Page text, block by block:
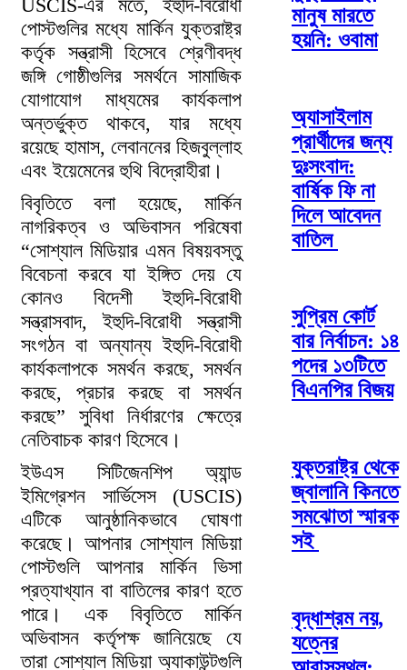
USCIS-এর মতে, ইহুদি-বিরোধী
পোস্টগুলির মধ্যে মার্কিন যুক্তরাষ্ট্র
কর্তৃক সন্ত্রাসী হিসেবে শ্রেণীবদ্ধ
জঙ্গি গোষ্ঠীগুলির সমর্থনে সামাজিক
যোগাযোগ মাধ্যমের কার্যকলাপ
অন্তর্ভুক্ত থাকবে, যার মধ্যে
রয়েছে হামাস, লেবাননের হিজবুল্লাহ
এবং ইয়েমেনের হুথি বিদ্রোহীরা।
বিবৃতিতে বলা হয়েছে, মার্কিন
নাগরিকত্ব ও অভিবাসন পরিষেবা
“সোশ্যাল মিডিয়ার এমন বিষয়বস্তু
বিবেচনা করবে যা ইঙ্গিত দেয় যে
কোনও বিদেশী ইহুদি-বিরোধী
সন্ত্রাসবাদ, ইহুদি-বিরোধী সন্ত্রাসী
সংগঠন বা অন্যান্য ইহুদি-বিরোধী
কার্যকলাপকে সমর্থন করছে, সমর্থন
করছে, প্রচার করছে বা সমর্থন
করছে” সুবিধা নির্ধারণের ক্ষেত্রে
নেতিবাচক কারণ হিসেবে।
ইউএস সিটিজেনশিপ অ্যান্ড
ইমিগ্রেশন সার্ভিসেস (USCIS)
এটিকে আনুষ্ঠানিকভাবে ঘোষণা
করেছে। আপনার সোশ্যাল মিডিয়া
পোস্টগুলি আপনার মার্কিন ভিসা
প্রত্যাখ্যান বা বাতিলের কারণ হতে
পারে। এক বিবৃতিতে মার্কিন
অভিবাসন কর্তৃপক্ষ জানিয়েছে যে
তারা সোশ্যাল মিডিয়া অ্যাকাউন্টগুলি
মানুষ মারতে
হয়নি: ওবামা
অ্যাসাইলাম
প্রার্থীদের জন্য
দুঃসংবাদ:
বার্ষিক ফি না
দিলে আবেদন
বাতিল
সুপ্রিম কোর্ট
বার নির্বাচন: ১৪
পদের ১৩টিতে
বিএনপির বিজয়
যুক্তরাষ্ট্র থেকে
জ্বালানি কিনতে
সমঝোতা স্মারক
সই
বৃদ্ধাশ্রম নয়,
যত্নের